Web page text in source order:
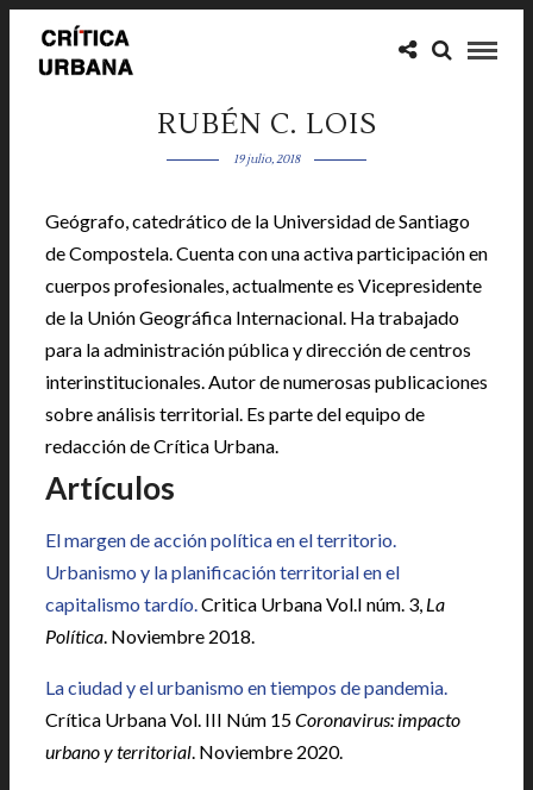
RUBÉN C. LOIS
19 julio, 2018
Geógrafo, catedrático de la Universidad de Santiago
de Compostela. Cuenta con una activa participación en
cuerpos profesionales, actualmente es Vicepresidente
de la Unión Geográfica Internacional. Ha trabajado
para la administración pública y dirección de centros
interinstitucionales. Autor de numerosas publicaciones
sobre análisis territorial. Es parte del equipo de
redacción de Crítica Urbana.
Artículos
El margen de acción política en el territorio.
Urbanismo y la planificación territorial en el
capitalismo tardío.Critica Urbana Vol.I núm. 3, La
Política. Noviembre 2018.
La ciudad y el urbanismo en tiempos de pandemia.
Crítica Urbana Vol. III Núm 15Coronavirus: impacto
urbano y territorial. Noviembre 2020.